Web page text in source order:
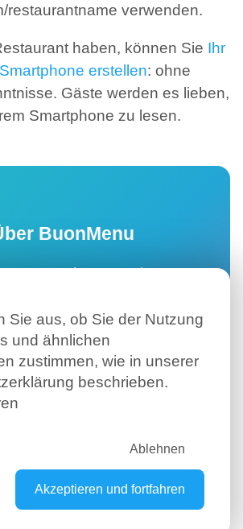
restaurantname verwenden.
haben, können Sie Ihr
erstellen: ohne
Gäste werden es lieben,
Smartphone zu lesen.
BuonMenu
können Sie ganz
Restaurant erstellen und
ermöglichen, Ihr
Menü direkt auf dem
zu lesen.
Sie aus, ob Sie der Nutzung
und ähnlichen
zustimmen, wie in unserer
beschrieben.
Ablehnen
Akzeptieren und fortfahren